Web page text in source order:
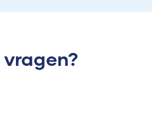
vragen?